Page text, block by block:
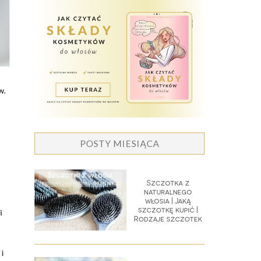
i
POSTY MIESIĄCA
Szczotka z
naturalnego
włosia | Jaką
szczotkę kupić |
Rodzaje szczotek